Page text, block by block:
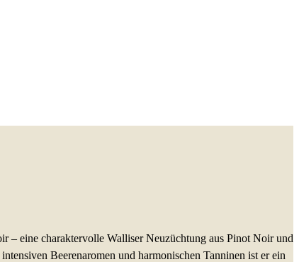
– eine charaktervolle Walliser Neuzüchtung aus Pinot Noir und
Beerenaromen und harmonischen Tanninen ist er ein